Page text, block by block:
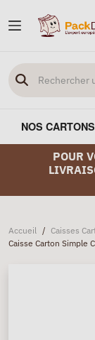
NOS CARTONS
POUR
Accueil / Caisses
Caisse Carton Simple